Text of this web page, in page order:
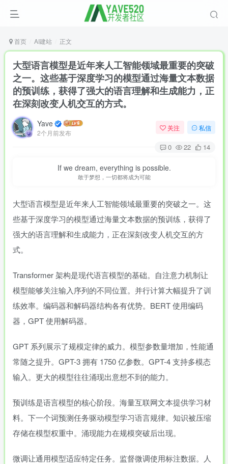
首页 AI建站 正文
大型语言模型是近年来人工智能领域最重要的突破
之一。这些基于深度学习的模型通过海量文本数据
的预训练，获得了强大的语言理解和生成能力，正
在深刻改变人机交互的方式。
Yave
2个月前发布
关注 私信
0 22 14
If we dream, everything is possible.
敢于梦想，一切都将成为可能
大型语言模型是近年来人工智能领域最重要的突破之一。这
些基于深度学习的模型通过海量文本数据的预训练，获得了
强大的语言理解和生成能力，正在深刻改变人机交互的方
式。
Transformer 架构是现代语言模型的基础。自注意力机制让
模型能够关注输入序列的不同位置。并行计算大幅提升了训
练效率。编码器和解码器结构各有优势。BERT 使用编码
器，GPT 使用解码器。
GPT 系列展示了规模定律的威力。模型参数量增加，性能通
常随之提升。GPT-3 拥有 1750 亿参数。GPT-4 支持多模态
输入。更大的模型往往涌现出意想不到的能力。
预训练是语言模型的核心阶段。海量互联网文本提供学习材
料。下一个词预测任务驱动模型学习语言规律。知识被压缩
存储在模型权重中。涌现能力在规模突破后出现。
微调让通用模型适应特定任务。监督微调使用标注数据。人